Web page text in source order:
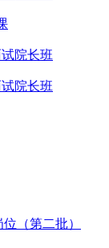
院长班
院长班
（第二批）